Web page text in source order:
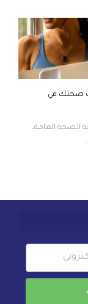
صحتك في
الصحة العامة،